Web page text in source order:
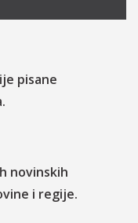
pisane
novinskih
i regije.